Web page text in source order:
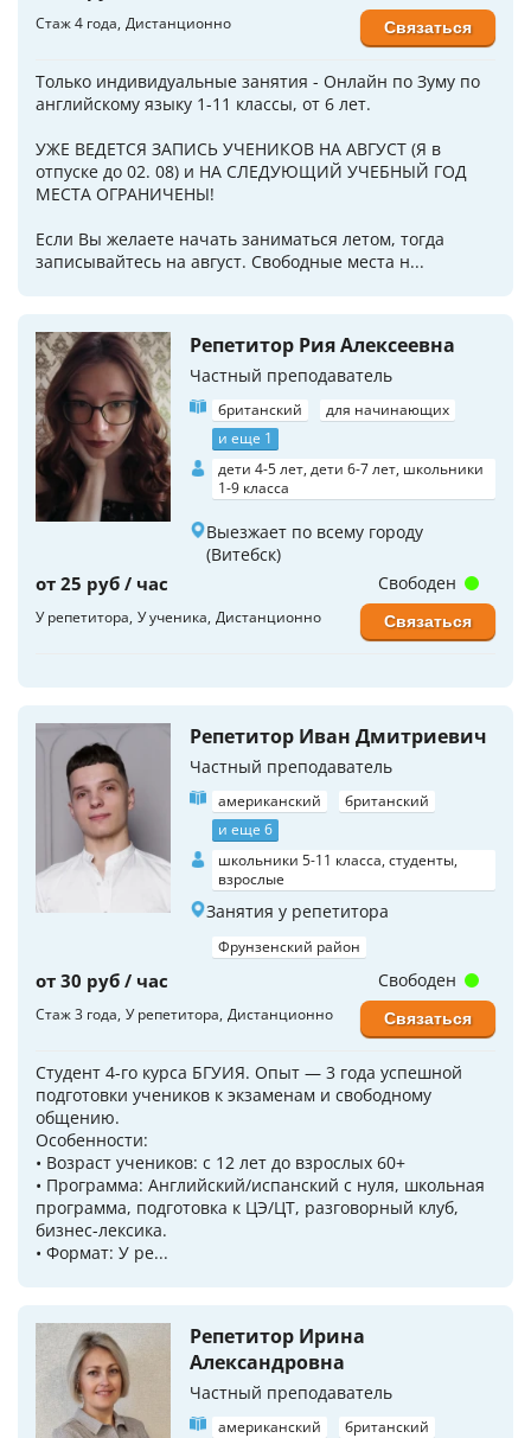
Стаж 4 года Дистанционно
Только индивидуальные занятия - Онлайн по Зуму по
английскому языку 1-11 классы, от 6 лет.
УЖЕ ВЕДЕТСЯ ЗАПИСЬ УЧЕНИКОВ НА АВГУСТ (Я в
отпуске до 02. 08) и НА СЛЕДУЮЩИЙ УЧЕБНЫЙ ГОД
МЕСТА ОГРАНИЧЕНЫ!
Если Вы желаете начать заниматься летом, тогда
записывайтесь на август. Свободные места н...
Связаться
Репетитор Рия Алексеевна
Частный преподаватель
британский
для начинающих
и еще 1
дети 4-5 лет, дети 6-7 лет, школьники
1-9 класса
Выезжает по всему городу
(Витебск)
от 25 руб / час
У репетитора У ученика Дистанционно
Свободен
Связаться
Репетитор Иван Дмитриевич
Частный преподаватель
американский
британский
и еще 6
школьники 5-11 класса, студенты,
взрослые
Занятия у репетитора
Фрунзенский район
от 30 руб / час
Стаж 3 года У репетитора Дистанционно
Студент 4-го курса БГУИЯ. Опыт — 3 года успешной
подготовки учеников к экзаменам и свободному
общению.
Особенности:
• Возраст учеников: с 12 лет до взрослых 60+
• Программа: Английский/испанский с нуля, школьная
программа, подготовка к ЦЭ/ЦТ, разговорный клуб,
бизнес-лексика.
• Формат: У ре...
Свободен
Связаться
Репетитор Ирина
Александровна
Частный преподаватель
американский британский